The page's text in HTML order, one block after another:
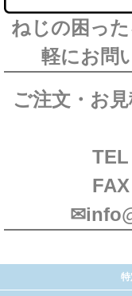
ねじの困っ
軽にお問
ご注文・お